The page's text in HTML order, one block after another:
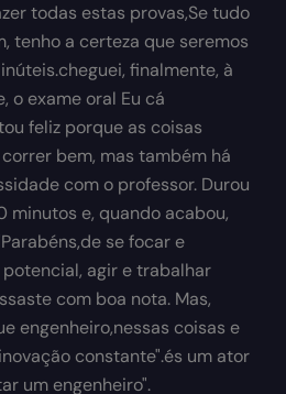
todas estas provas,Se tudo
tenho a certeza que seremos
finalmente, à
o exame oral Eu cá
feliz porque as coisas
bem, mas também há
com o professor. Durou
minutos e, quando acabou,
se focar e
agir e trabalhar
com boa nota. Mas,
engenheiro,nessas coisas e
constante".és um ator
um engenheiro".